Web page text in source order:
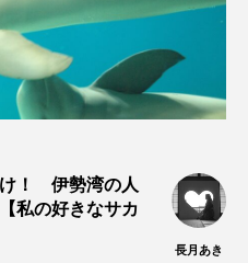
環境保全
生態系 生物多様性
類 発酵食品
ールド
！ 伊勢湾の人
私の好きなサカ
長月あき